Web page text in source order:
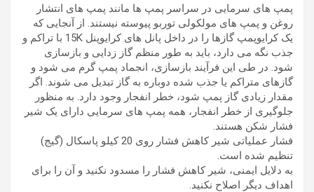
پمپ های سرمایی در سراسر پمپ ها مانند پمپ های انتشار
روغن و پمپ های مولکولی توربو پیوسته نیستند. از آنجایی که
یک کرایوپمپ گازها را در داخل پانل های کرایوپنل 15K با تراکم و
جذب نگه می دارد، باید به طور منظم گاز زدایی و بازسازی
شود. در طی این فرآیند بازسازی، انجماد پمپ گرم می شود و
گازهای متراکم یا جذب شده دوباره به گاز تبدیل می شوند. اگر
مقدار زیادی گاز پمپ شود، خطر انفجار وجود دارد. به منظور
جلوگیری از خطر انفجار، همه پمپ های سرمایی دارای یک شیر
فشار شکن هستند.
فشار عملیاتی شیر کاهش فشار روی 20 کیلو پاسکال (گیج)
تنظیم شده است.
به دلایل ایمنی، شیر کاهش فشار را مسدود نکنید و آن را برای
اهداف دیگر اصلاح نکنید.